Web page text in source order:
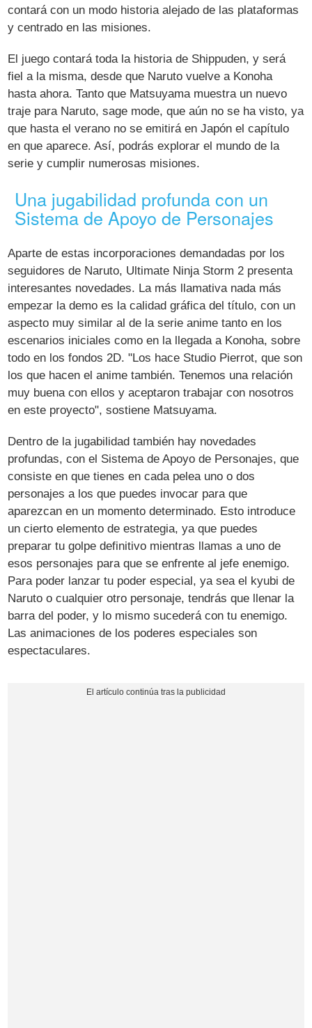
contará con un modo historia alejado de las plataformas
y centrado en las misiones.
El juego contará toda la historia de Shippuden, y será
fiel a la misma, desde que Naruto vuelve a Konoha
hasta ahora. Tanto que Matsuyama muestra un nuevo
traje para Naruto, sage mode, que aún no se ha visto, ya
que hasta el verano no se emitirá en Japón el capítulo
en que aparece. Así, podrás explorar el mundo de la
serie y cumplir numerosas misiones.
Una jugabilidad profunda con un
Sistema de Apoyo de Personajes
Aparte de estas incorporaciones demandadas por los
seguidores de Naruto, Ultimate Ninja Storm 2 presenta
interesantes novedades. La más llamativa nada más
empezar la demo es la calidad gráfica del título, con un
aspecto muy similar al de la serie anime tanto en los
escenarios iniciales como en la llegada a Konoha, sobre
todo en los fondos 2D. "Los hace Studio Pierrot, que son
los que hacen el anime también. Tenemos una relación
muy buena con ellos y aceptaron trabajar con nosotros
en este proyecto", sostiene Matsuyama.
Dentro de la jugabilidad también hay novedades
profundas, con el Sistema de Apoyo de Personajes, que
consiste en que tienes en cada pelea uno o dos
personajes a los que puedes invocar para que
aparezcan en un momento determinado. Esto introduce
un cierto elemento de estrategia, ya que puedes
preparar tu golpe definitivo mientras llamas a uno de
esos personajes para que se enfrente al jefe enemigo.
Para poder lanzar tu poder especial, ya sea el kyubi de
Naruto o cualquier otro personaje, tendrás que llenar la
barra del poder, y lo mismo sucederá con tu enemigo.
Las animaciones de los poderes especiales son
espectaculares.